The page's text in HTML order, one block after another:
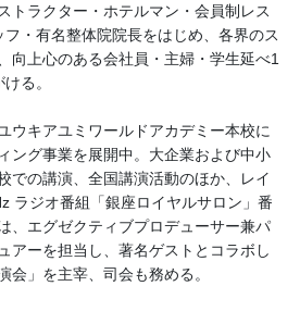
トラクター・ホテルマン・会員制レス
フ・有名整体院院長をはじめ、各界のス
向上心のある会社員・主婦・学生延べ1
る。
ウキアユミワールドアカデミー本校に
ング事業を展開中。大企業および中小
での講演、全国講演活動のほか、レイ
ラジオ番組「銀座ロイヤルサロン」番
、エグゼクティブプロデューサー兼パ
アーを担当し、著名ゲストとコラボし
会」を主宰、司会も務める。